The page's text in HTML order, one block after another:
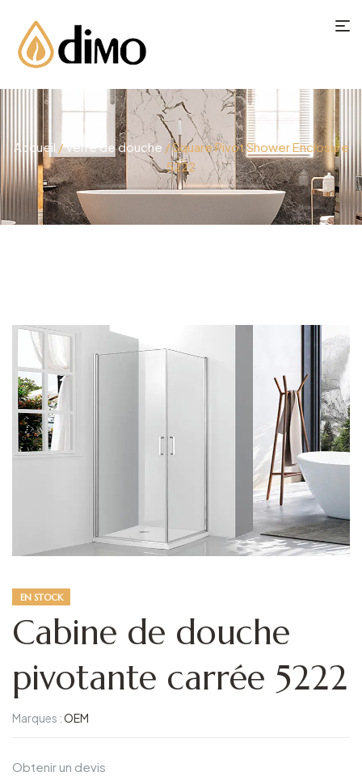
Accueil /Verre de douche / Square Pivot Shower Enclosure
5222
EN STOCK
Cabine de douche
pivotante carrée 5222
Marques :OEM
Obtenir un devis